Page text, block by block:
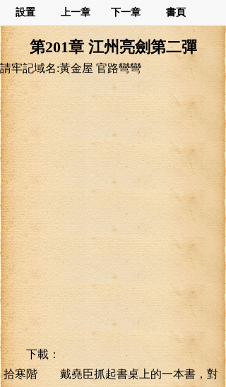
設置 上一章 下一章 書頁
第201章 江州亮劍第二彈
請牢記域名:黃金屋 官路彎彎
下載：
拾寒階 戴堯臣抓起書桌上的一本書，對